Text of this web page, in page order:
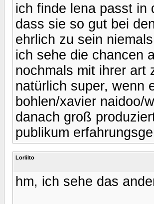
ich finde lena passt in
dass sie so gut bei
ehrlich zu sein
ich sehe die chancen
nochmals mit ihrer art
natürlich super, wenn
bohlen/xavier naidoo/
danach groß
publikum
Lorlilto
hm, ich sehe das